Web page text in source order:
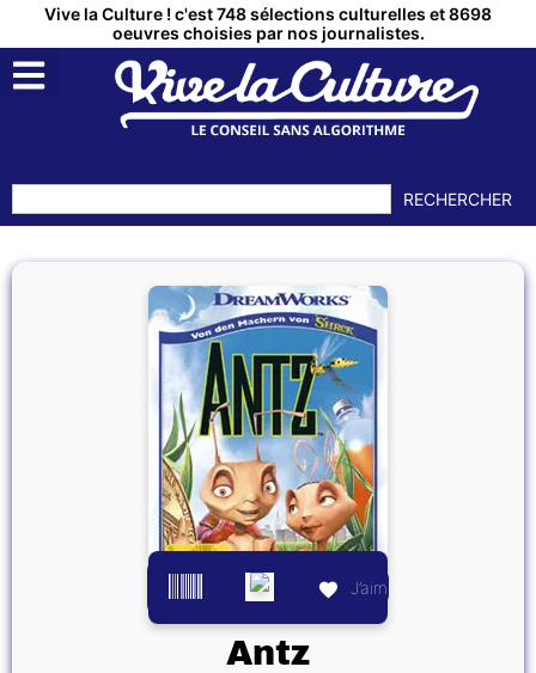
Vive la Culture ! c'est 748 sélections culturelles et 8698
oeuvres choisies par nos journalistes.
RECHERCHER
J’aime
Antz